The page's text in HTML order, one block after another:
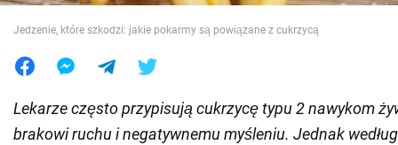
Jedzenie
Jedzenie, które szkodzi: jakie pokarmy są powiązane z cukrzycą
Lekarze często przypisują cukrzycę typu 2 nawykom
brakowi ruchu i negatywnemu myśleniu. Jednak